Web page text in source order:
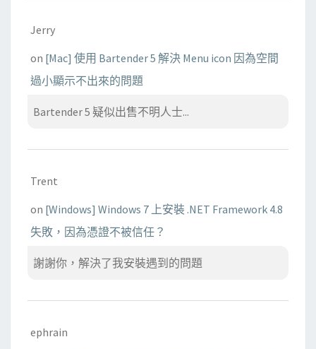
Jerry
on [Mac] 使用 Bartender 5 解決 Menu icon 因為空間
過小顯示不出來的問題
Bartender 5 疑似出售不明人士...
Trent
on [Windows] Windows 7 上安裝 .NET Framework 4.8
失敗，因為憑證不被信任？
謝謝你，解決了我安裝遇到的問題
ephrain